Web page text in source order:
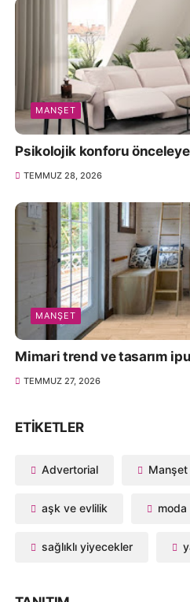
MANŞET
Psikolojik konforu
TEMMUZ 28, 2026
MANŞET
Mimari trend ve tasarım
TEMMUZ 27, 2026
ETIKETLER
Advertorial Manşet
aşk ve evlilik moda
sağlıklı yiyecekler